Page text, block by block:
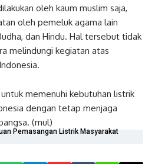
oleh kaum muslim saja,
oleh pemeluk agama lain
dan Hindu. Hal tersebut tidak
melindungi kegiatan atas
memenuhi kebutuhan listrik
dengan tetap menjaga
(mul)
Pemasangan Listrik Masyarakat